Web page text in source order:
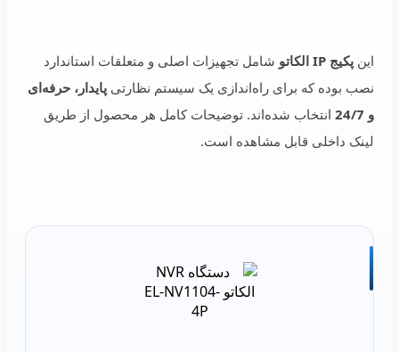
این پکیج IP الکاتو
شامل تجهیزات اصلی و متعلقات استاندارد
نصب بوده که برای راه‌اندازی یک سیستم نظارتی پایدار، حرفه‌ای
و 24/7
انتخاب شده‌اند. توضیحات کامل هر محصول از طریق
لینک داخلی قابل مشاهده است.